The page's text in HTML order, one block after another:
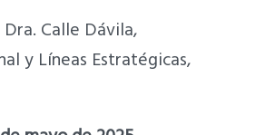
Calle Dávila,
y Líneas Estratégicas,